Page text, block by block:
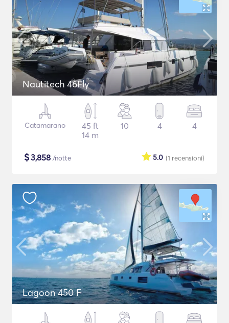
Nautitech 46Fly
Catamarano
45 ft
14 m
10 4 4
$3,858 /notte (1 recensioni)
5.0
Lagoon 450 F